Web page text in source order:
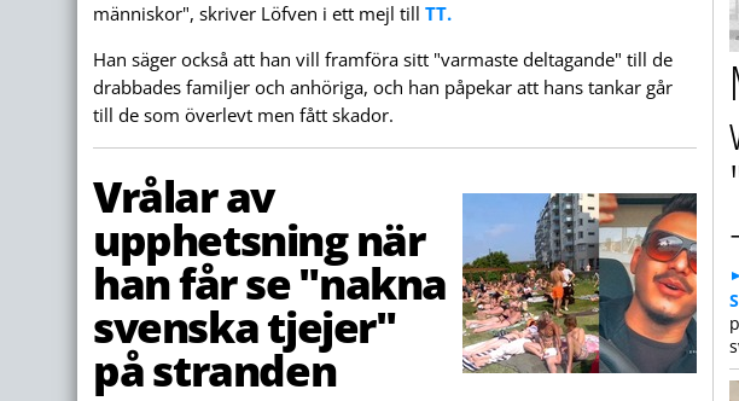
människor", skriver Löfven i ett mejl till TT.
Han säger också att han vill framföra sitt "varmaste deltagande" till de
drabbades familjer och anhöriga, och han påpekar att hans tankar går
till de som överlevt men fått skador.
Vrålar av
upphetsning när
han får se "nakna
svenska tjejer"
på stranden